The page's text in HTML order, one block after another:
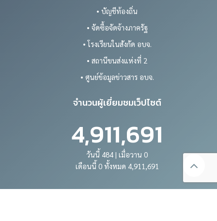
• บัญชีท้องถิ่น
• จัดซื้อจัดจ้างภาครัฐ
• โรงเรียนในสังกัด อบจ.
• สถานีขนส่งแห่งที่ 2
• ศูนย์ข้อมูลข่าวสาร อบจ.
จำนวนผู้เยี่ยมชมเว็ปไซต์
4,911,691
วันนี้ 484 | เมื่อวาน 0
เดือนนี้ 0 ทั้งหมด 4,911,691